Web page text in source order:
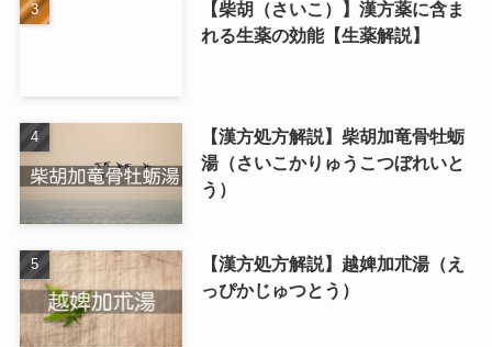
【柴胡（さいこ）】漢方薬に含ま
れる生薬の効能【生薬解説】
【漢方処方解説】柴胡加竜骨牡蛎
湯（さいこかりゅうこつぼれいと
う）
【漢方処方解説】越婢加朮湯（え
っぴかじゅつとう）